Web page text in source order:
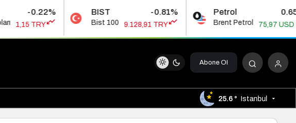
BIST -0.81%
Bist 100 9.128,91 TRY
Petrol 0.65%
Brent Petrol 75,97 USD
Abone Ol
25.6 ° Istanbul